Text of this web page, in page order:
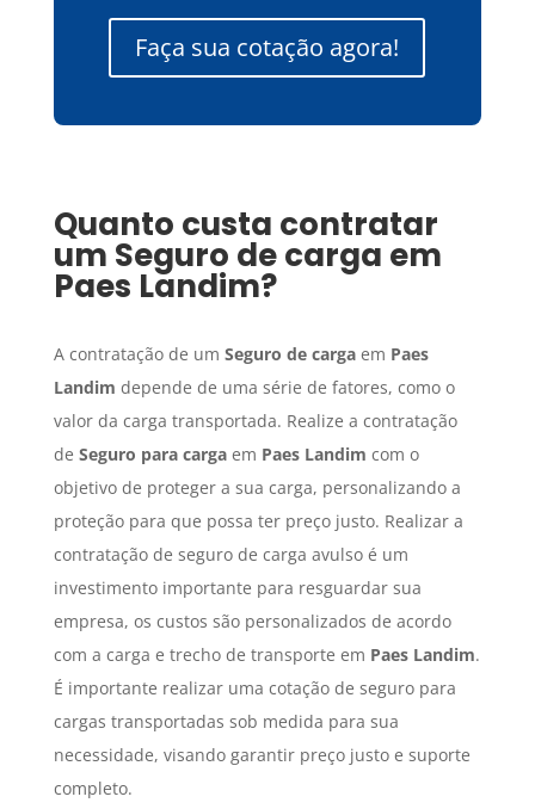
Faça sua cotação agora!
Quanto custa contratar
um Seguro de carga em
Paes Landim?
A contratação de um Seguro de cargaem Paes
Landim depende de uma série de fatores, como o
valor da carga transportada. Realize a contratação
de Seguro para cargaem Paes Landim com o
objetivo de proteger a sua carga, personalizando a
proteção para que possa ter preço justo. Realizar a
contratação de seguro de carga avulso é um
investimento importante para resguardar sua
empresa, os custos são personalizados de acordo
com a carga e trecho de transporte em Paes Landim.
É importante realizar uma cotação de seguro para
cargas transportadas sob medida para sua
necessidade, visando garantir preço justo e suporte
completo.